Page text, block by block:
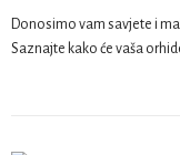
Donosimo vam savjete i
Saznajte kako će vaša